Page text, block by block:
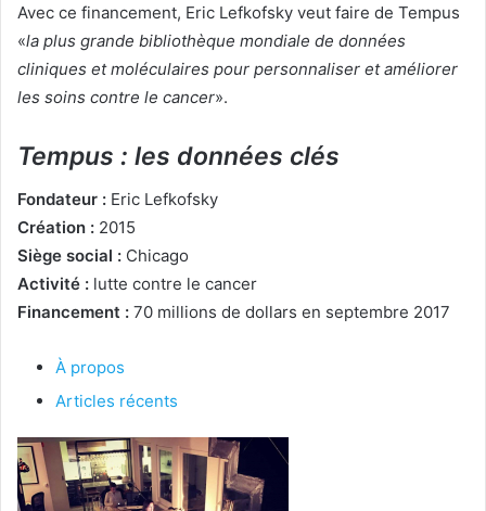
Avec ce financement, Eric Lefkofsky veut faire de Tempus
«la plus grande bibliothèque mondiale de données
cliniques et moléculaires pour personnaliser et améliorer
les soins contre le cancer».
Tempus : les données clés
Fondateur : Eric Lefkofsky
Création : 2015
Siège social : Chicago
Activité : lutte contre le cancer
Financement : 70 millions de dollars en septembre 2017
À propos
Articles récents